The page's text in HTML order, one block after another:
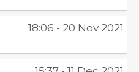
18:06 - 20 Nov 2021